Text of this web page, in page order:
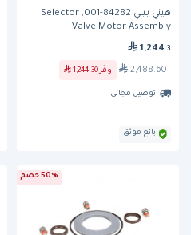
هيني بيني 84282-001, Selector
Valve Motor Assembly
1,244 .3
2,488.60 وفّر 1,244.30
توصيل مجاني
بائع موثق
50% خصم